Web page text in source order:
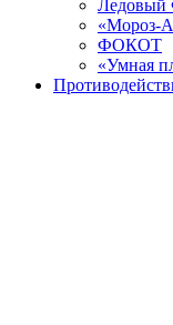
Ледовый
«Мороз-
ФОКОТ
«Умная